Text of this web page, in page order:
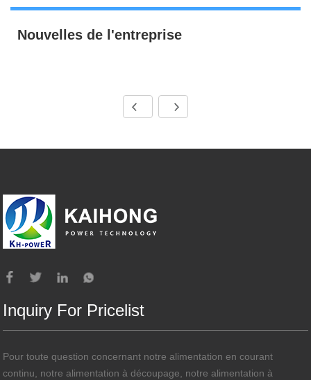
Nouvelles de l'entreprise
Inquiry For Pricelist
Pour toute question concernant notre alimentation en courant
continu, notre alimentation à découpage, notre alimentation à